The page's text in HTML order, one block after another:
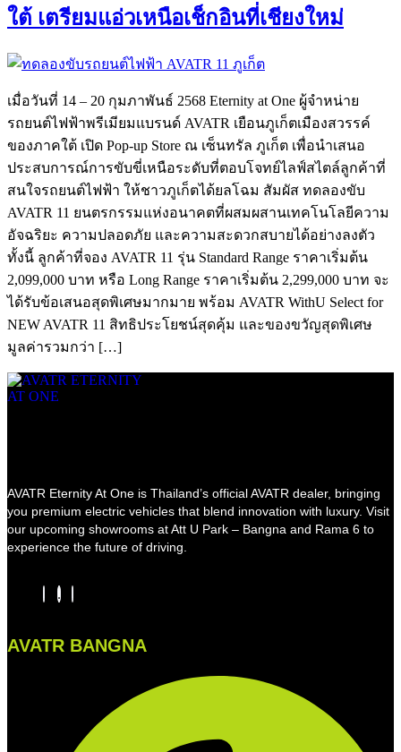
ใต้ เตรียมแอ่วเหนือเช็กอินที่เชียงใหม่
เมื่อวันที่ 14 – 20 กุมภาพันธ์ 2568 Eternity at One ผู้จำหน่าย
รถยนต์ไฟฟ้าพรีเมียมแบรนด์ AVATR เยือนภูเก็ตเมืองสวรรค์
ของภาคใต้ เปิด Pop-up Store ณ เซ็นทรัล ภูเก็ต เพื่อนำเสนอ
ประสบการณ์การขับขี่เหนือระดับที่ตอบโจทย์ไลฟ์สไตล์ลูกค้าที่
สนใจรถยนต์ไฟฟ้า ให้ชาวภูเก็ตได้ยลโฉม สัมผัส ทดลองขับ
AVATR 11 ยนตรกรรมแห่งอนาคตที่ผสมผสานเทคโนโลยีความ
อัจฉริยะ ความปลอดภัย และความสะดวกสบายได้อย่างลงตัว
ทั้งนี้ ลูกค้าที่จอง AVATR 11 รุ่น Standard Range ราคาเริ่มต้น
2,099,000 บาท หรือ Long Range ราคาเริ่มต้น 2,299,000 บาท จะ
ได้รับข้อเสนอสุดพิเศษมากมาย พร้อม AVATR WithU Select for
NEW AVATR 11 สิทธิประโยชน์สุดคุ้ม และของขวัญสุดพิเศษ
มูลค่ารวมกว่า […]
AVATR Eternity At One is Thailand’s official AVATR dealer, bringing
you premium electric vehicles that blend innovation with luxury. Visit
our upcoming showrooms at Att U Park – Bangna and Rama 6 to
experience the future of driving.
AVATR BANGNA